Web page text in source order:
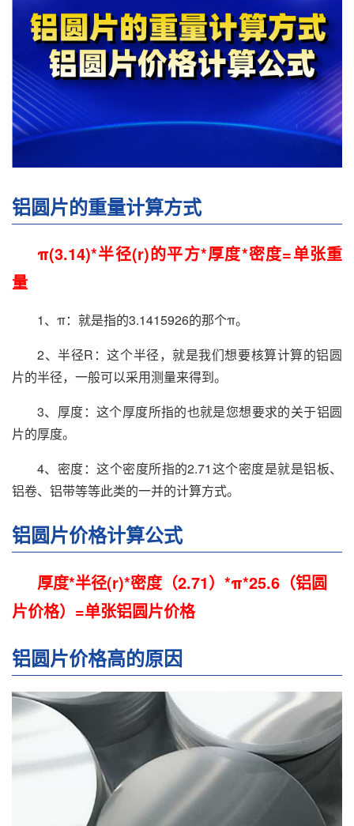
铝圆片的重量计算方式
π(3.14)*半径(r)的平方*厚度*密度=单张重
量
1、π：就是指的3.1415926的那个π。
2、半径R：这个半径，就是我们想要核算计算的铝圆
片的半径，一般可以采用测量来得到。
3、厚度：这个厚度所指的也就是您想要求的关于铝圆
片的厚度。
4、密度：这个密度所指的2.71这个密度是就是铝板、
铝卷、铝带等等此类的一并的计算方式。
铝圆片价格计算公式
厚度*半径(r)*密度（2.71）*π*25.6（铝圆
片价格）=单张铝圆片价格
铝圆片价格高的原因